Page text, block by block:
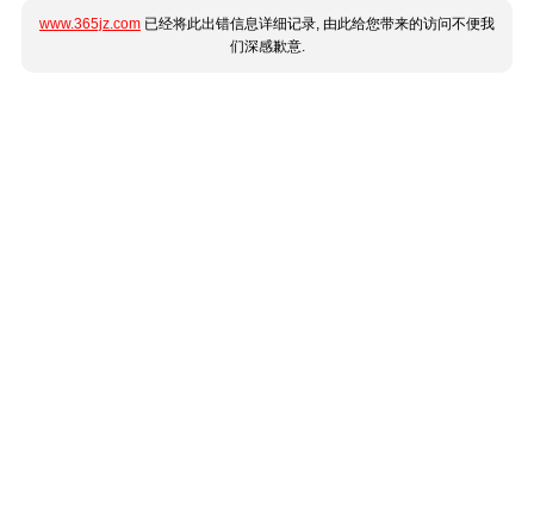
www.365jz.com 已经将此出错信息详细记录, 由此给您带来的访问不便我
们深感歉意.